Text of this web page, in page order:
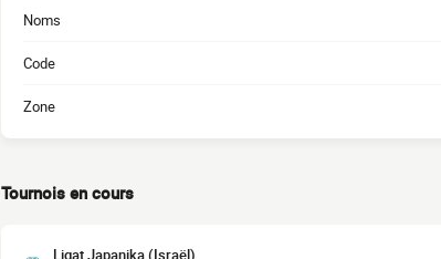
Noms
Code
Zone
Tournois en cours
Ligat Japanika (Israël)